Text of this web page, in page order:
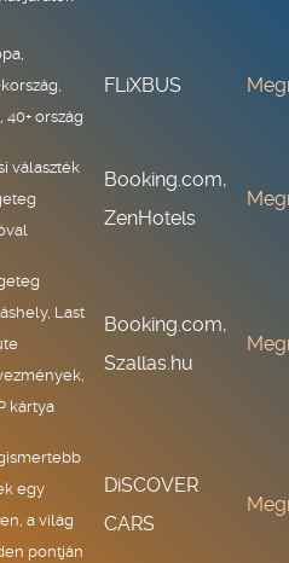
40+ ország
FLiXBUS
választék
Booking.com,
ZenHotels
Last
kártya
Booking.com,
Szallas.hu
egy
a világ
pontján
DiSCOVER
CARS